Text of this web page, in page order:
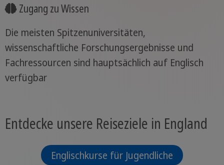
Zugang zu Wissen
Die meisten Spitzenuniversitäten,
wissenschaftliche Forschungsergebnisse und
Fachressourcen sind hauptsächlich auf Englisch
verfügbar
Entdecke unsere Reiseziele in England
Englischkurse für Jugendliche